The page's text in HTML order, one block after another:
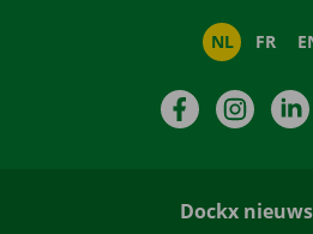
NL FR
Facebook
Dockx